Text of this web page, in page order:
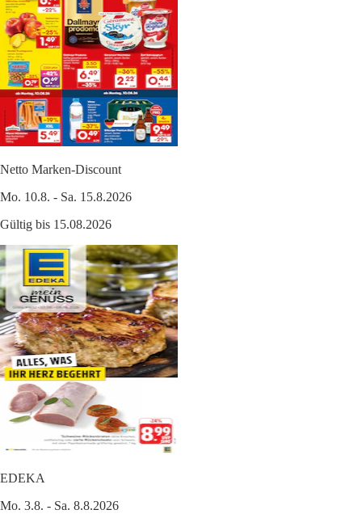
Netto Marken-Discount
Mo. 10.8. - Sa. 15.8.2026
Gültig bis 15.08.2026
EDEKA
Mo. 3.8. - Sa. 8.8.2026